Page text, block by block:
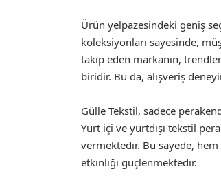
Ürün yelpazesindeki geniş
koleksiyonları sayesinde,
takip eden markanın,
biridir. Bu da, alışveriş
Gülle Tekstil, sadece
Yurt içi ve yurtdışı tekstil
vermektedir. Bu sayede,
etkinliği güçlenmektedir.